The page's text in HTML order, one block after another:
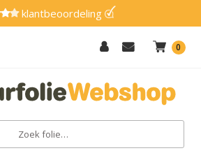
klantbeoordeling
0